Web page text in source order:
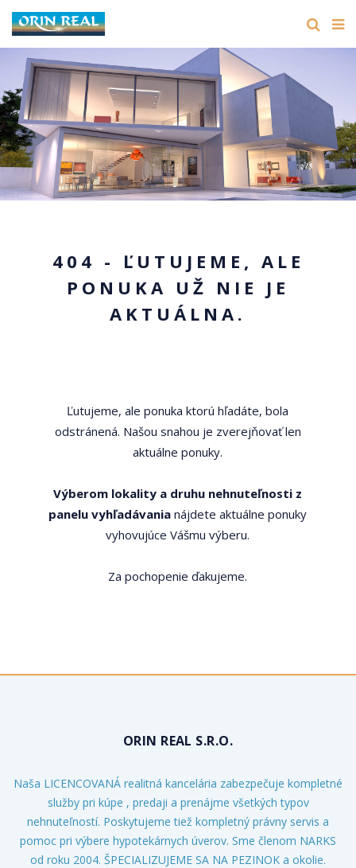
404 - ĽUTUJEME, ALE
PONUKA UŽ NIE JE
AKTUÁLNA.
Ľutujeme, ale ponuka ktorú hľadáte, bola
odstránená. Našou snahou je zverejňovať len
aktuálne ponuky.
Výberom lokality a druhu nehnuteľnosti z
panelu vyhľadávania nájdete aktuálne ponuky
vyhovujúce Vášmu výberu.
Za pochopenie ďakujeme.
ORIN REAL S.R.O.
Naša LICENCOVANÁ realitná kancelária zabezpečuje kompletné
služby pri kúpe , predaji a prenájme všetkých typov
nehnuteľností. Poskytujeme tiež kompletný právny servis a
pomoc pri výbere hypotekárnych úverov. Sme členom NARKS
od roku 2004. ŠPECIALIZUJEME SA NA PEZINOK a okolie.